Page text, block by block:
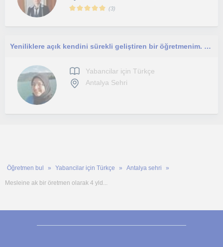
(3)
Yeniliklere açık kendini sürekli geliştiren bir öğretmenim. LGS, TYT ve AYT sınavlarına yönelik dersler veriyorum.
Yabancilar için Türkçe
Antalya Sehri
Öğretmen bul Yabancilar için Türkçe Antalya sehri
Mesleine ak bir öretmen olarak 4 yld...